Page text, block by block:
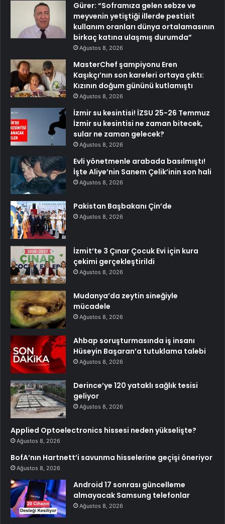
Gürer: “Soframıza gelen sebze ve
meyvenin yetiştiği illerde pestisit
kullanım oranları dünya ortalamasının
birkaç katına ulaşmış durumda”
Ağustos 8, 2026
MasterChef şampiyonu Eren
Kaşıkçı’nın son kareleri ortaya çıktı:
Kızının doğum gününü kutlamıştı
Ağustos 8, 2026
İzmir su kesintisi! İZSU 25-26 Temmuz
İzmir su kesintisi ne zaman bitecek,
sular ne zaman gelecek?
Ağustos 8, 2026
Evli yönetmenle arabada basılmıştı!
İşte Aliye’nin Sanem Çelik’inin son hali
Ağustos 8, 2026
Pakistan Başbakanı Çin’de
Ağustos 8, 2026
İzmit’te 3 Çınar Çocuk Evi için kura
çekimi gerçekleştirildi
Ağustos 8, 2026
Mudanya’da zeytin sineğiyle
mücadele
Ağustos 8, 2026
Ahbap soruşturmasında iş insanı
Hüseyin Başaran’a tutuklama talebi
Ağustos 8, 2026
Derince’ye 120 yataklı sağlık tesisi
geliyor
Ağustos 8, 2026
Applied Optoelectronics hissesi neden yükselişte?
Ağustos 8, 2026
BofA’nın Hartnett’i savunma hisselerine geçişi öneriyor
Ağustos 8, 2026
Android 17 sonrası güncelleme
almayacak Samsung telefonlar
Ağustos 8, 2026